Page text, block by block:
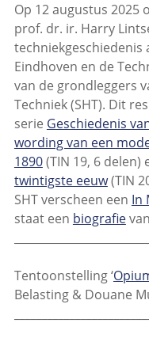
Op 12 augustus 2025
prof. dr. ir. Harry
techniekgeschiedenis
Eindhoven en de
van de grondleggers
Techniek (SHT). Dit
serie Geschiedenis
wording van een
1890(TIN 19, 6 delen)
twintigste eeuw(TIN
SHT verscheen een In
staat een biografie
Tentoonstelling ‘
Belasting & Douane